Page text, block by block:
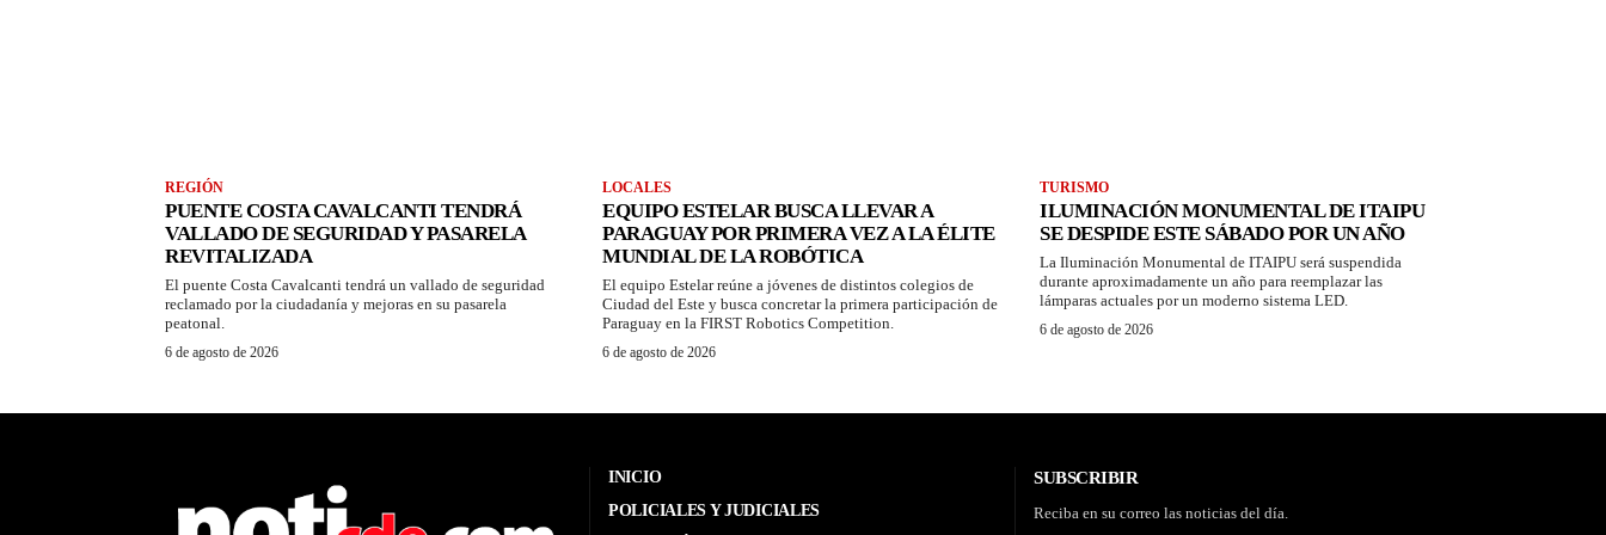
REGIÓN
PUENTE COSTA CAVALCANTI TENDRÁ
VALLADO DE SEGURIDAD Y PASARELA
REVITALIZADA
El puente Costa Cavalcanti tendrá un vallado de seguridad
reclamado por la ciudadanía y mejoras en su pasarela
peatonal.
6 de agosto de 2026
LOCALES
EQUIPO ESTELAR BUSCA LLEVAR A
PARAGUAY POR PRIMERA VEZ A LA ÉLITE
MUNDIAL DE LA ROBÓTICA
El equipo Estelar reúne a jóvenes de distintos colegios de
Ciudad del Este y busca concretar la primera participación de
Paraguay en la FIRST Robotics Competition.
6 de agosto de 2026
TURISMO
ILUMINACIÓN MONUMENTAL DE ITAIPU
SE DESPIDE ESTE SÁBADO POR UN AÑO
La Iluminación Monumental de ITAIPU será suspendida
durante aproximadamente un año para reemplazar las
lámparas actuales por un moderno sistema LED.
6 de agosto de 2026
INICIO
POLICIALES Y JUDICIALES
SUBSCRIBIR
Reciba en su correo las noticias del día.